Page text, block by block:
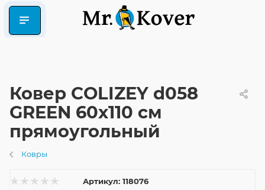
Ковер COLIZEY d058
GREEN 60x110 см
прямоугольный
Ковры
Артикул: 118076